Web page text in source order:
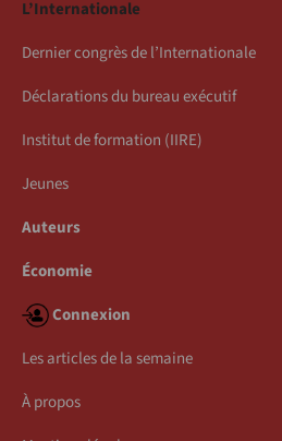
L’Internationale
Dernier congrès de l’Internationale
Déclarations du bureau exécutif
Institut de formation (IIRE)
Jeunes
Auteurs
Économie
Connexion
Les articles de la semaine
À propos